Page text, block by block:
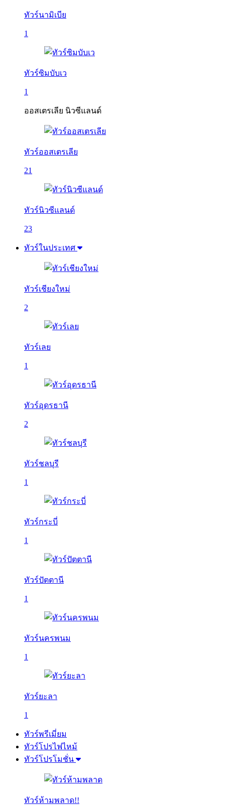
ทัวร์นามิเบีย
1
ทัวร์ซิมบับเว
1
ออสเตรเลีย นิวซีแลนด์
ทัวร์ออสเตรเลีย
21
ทัวร์นิวซีแลนด์
23
ทัวร์ในประเทศ
ทัวร์เชียงใหม่
2
ทัวร์เลย
1
ทัวร์อุดรธานี
2
ทัวร์ชลบุรี
1
ทัวร์กระบี่
1
ทัวร์ปัตตานี
1
ทัวร์นครพนม
1
ทัวร์ยะลา
1
ทัวร์พรีเมี่ยม
ทัวร์โปรไฟไหม้
ทัวร์โปรโมชั่น
ทัวร์ห้ามพลาด!!